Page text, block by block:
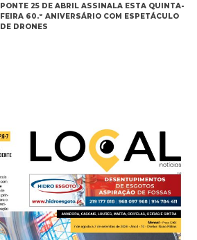
PONTE 25 DE ABRIL ASSINALA ESTA QUINTA-
FEIRA 60.º ANIVERSÁRIO COM ESPETÁCULO
DE DRONES